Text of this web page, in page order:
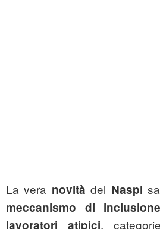
La vera novità del Naspi
meccanismo di
lavoratori atipici,